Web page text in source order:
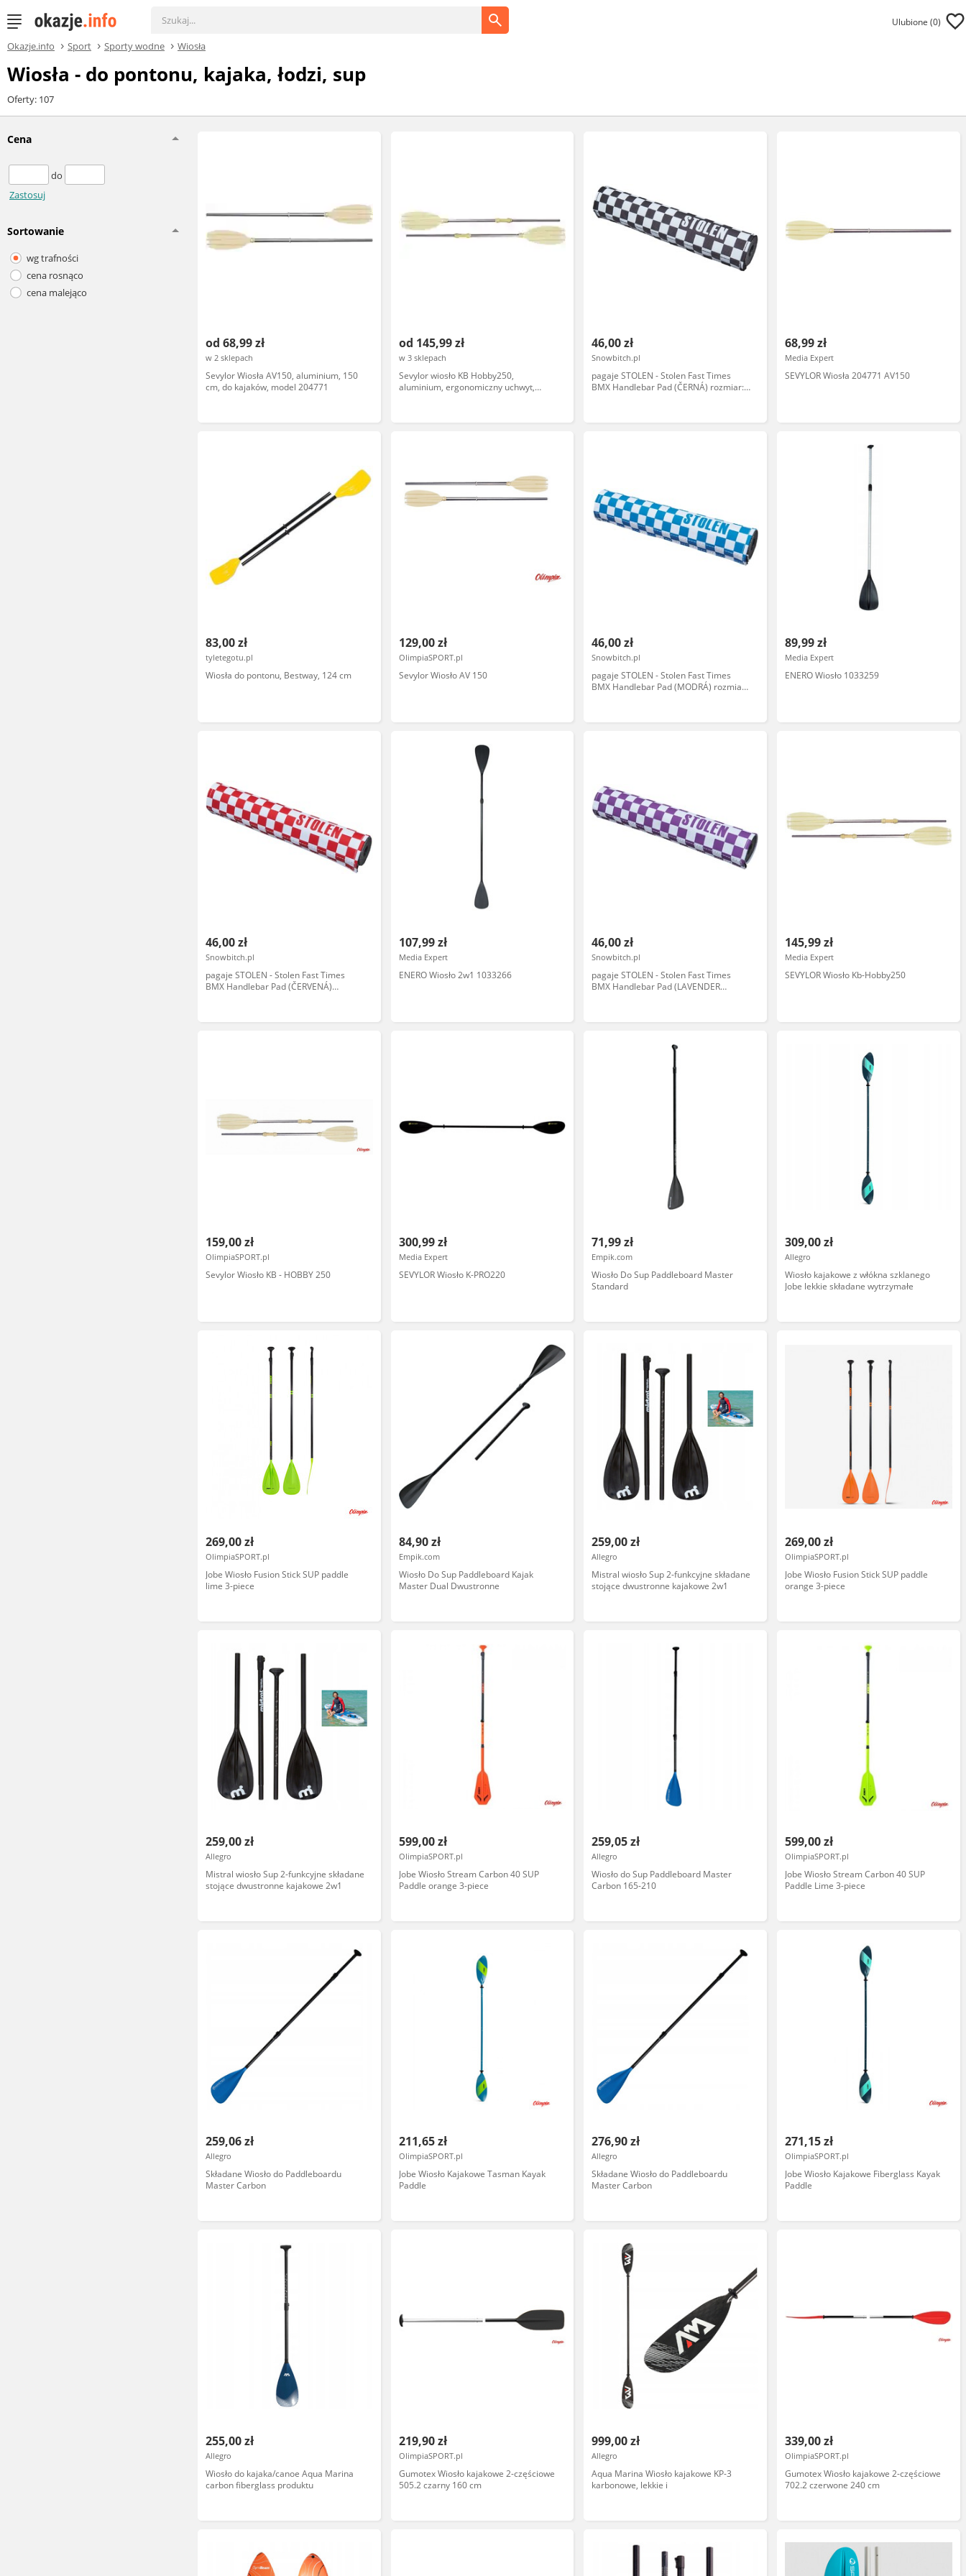
Ulubione (0)
Okazje.info Sport Sporty wodne Wiosła
Wiosła - do pontonu, kajaka, łodzi, sup
Oferty: 107
Cena
do
Zastosuj
Sortowanie
wg trafności
cena rosnąco
cena malejąco
od 68,99 zł
w 2 sklepach
Sevylor Wiosła AV150, aluminium, 150
cm, do kajaków, model 204771
od 145,99 zł
w 3 sklepach
Sevylor wiosło KB Hobby250,
aluminium, ergonomiczny uchwyt,
46,00 zł
Snowbitch.pl
pagaje STOLEN - Stolen Fast Times
BMX Handlebar Pad (ČERNÁ) rozmiar:
68,99 zł
Media Expert
SEVYLOR Wiosła 204771 AV150
83,00 zł
tyletegotu.pl
Wiosła do pontonu, Bestway, 124 cm
129,00 zł
OlimpiaSPORT.pl
Sevylor Wiosło AV 150
46,00 zł
Snowbitch.pl
pagaje STOLEN - Stolen Fast Times
BMX Handlebar Pad (MODRÁ) rozmiar:
89,99 zł
Media Expert
ENERO Wiosło 1033259
46,00 zł
Snowbitch.pl
pagaje STOLEN - Stolen Fast Times
BMX Handlebar Pad (ČERVENÁ)
107,99 zł
Media Expert
ENERO Wiosło 2w1 1033266
46,00 zł
Snowbitch.pl
pagaje STOLEN - Stolen Fast Times
BMX Handlebar Pad (LAVENDER
145,99 zł
Media Expert
SEVYLOR Wiosło Kb-Hobby250
159,00 zł
OlimpiaSPORT.pl
Sevylor Wiosło KB - HOBBY 250
300,99 zł
Media Expert
SEVYLOR Wiosło K-PRO220
71,99 zł
Empik.com
Wiosło Do Sup Paddleboard Master
Standard
309,00 zł
Allegro
Wiosło kajakowe z włókna szklanego
Jobe lekkie składane wytrzymałe
269,00 zł
OlimpiaSPORT.pl
Jobe Wiosło Fusion Stick SUP paddle
lime 3-piece
84,90 zł
Empik.com
Wiosło Do Sup Paddleboard Kajak
Master Dual Dwustronne
259,00 zł
Allegro
Mistral wiosło Sup 2-funkcyjne składane
stojące dwustronne kajakowe 2w1
269,00 zł
OlimpiaSPORT.pl
Jobe Wiosło Fusion Stick SUP paddle
orange 3-piece
259,00 zł
Allegro
Mistral wiosło Sup 2-funkcyjne składane
stojące dwustronne kajakowe 2w1
599,00 zł
OlimpiaSPORT.pl
Jobe Wiosło Stream Carbon 40 SUP
Paddle orange 3-piece
259,05 zł
Allegro
Wiosło do Sup Paddleboard Master
Carbon 165-210
599,00 zł
OlimpiaSPORT.pl
Jobe Wiosło Stream Carbon 40 SUP
Paddle Lime 3-piece
259,06 zł
Allegro
Składane Wiosło do Paddleboardu
Master Carbon
211,65 zł
OlimpiaSPORT.pl
Jobe Wiosło Kajakowe Tasman Kayak
Paddle
276,90 zł
Allegro
Składane Wiosło do Paddleboardu
Master Carbon
271,15 zł
OlimpiaSPORT.pl
Jobe Wiosło Kajakowe Fiberglass Kayak
Paddle
255,00 zł
Allegro
Wiosło do kajaka/canoe Aqua Marina
carbon fiberglass produktu
219,90 zł
OlimpiaSPORT.pl
Gumotex Wiosło kajakowe 2-częściowe
505.2 czarny 160 cm
999,00 zł
Allegro
Aqua Marina Wiosło kajakowe KP-3
karbonowe, lekkie i
339,00 zł
OlimpiaSPORT.pl
Gumotex Wiosło kajakowe 2-częściowe
702.2 czerwone 240 cm